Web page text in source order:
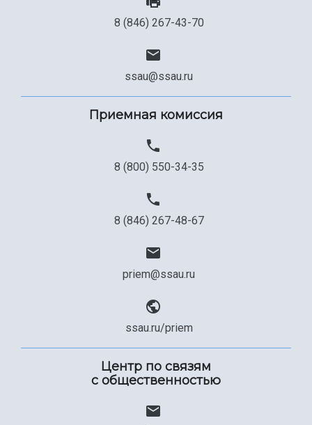
Сведения об образовательной организации
8 (846) 267-43-70
ssau@ssau.ru
Приемная комиссия
8 (800) 550-34-35
8 (846) 267-48-67
priem@ssau.ru
ssau.ru/priem
Центр по связям
с общественностью